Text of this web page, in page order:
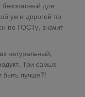
для
уж и дорогой по
по ГОСТу, значит
натуральный,
Три самых
быть лучше?!